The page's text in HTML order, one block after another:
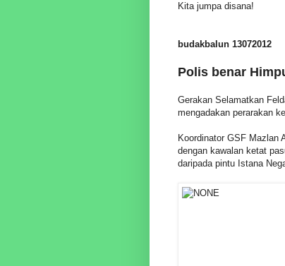
Kita jumpa disana!
budakbalun 13072012
Polis benar
Gerakan Selamatkan
mengadakan perarakan
Koordinator GSF Mazlan
dengan kawalan ketat
daripada pintu Istana